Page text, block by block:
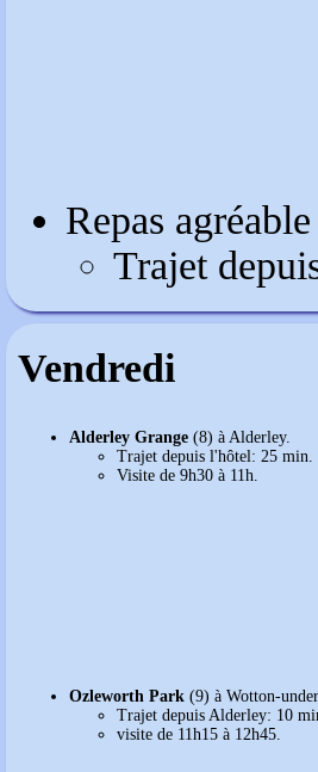
Repas
Trajet
Vendredi
Alderley Grange (8) à Alderley.
Trajet depuis l'hôtel: 25 min.
Visite de 9h30 à 11h.
Ozleworth Park (9) à Wotton-
Trajet depuis Alderley: 10
visite de 11h15 à 12h45.